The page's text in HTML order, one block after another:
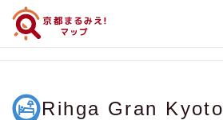
Rihga Gran Kyoto